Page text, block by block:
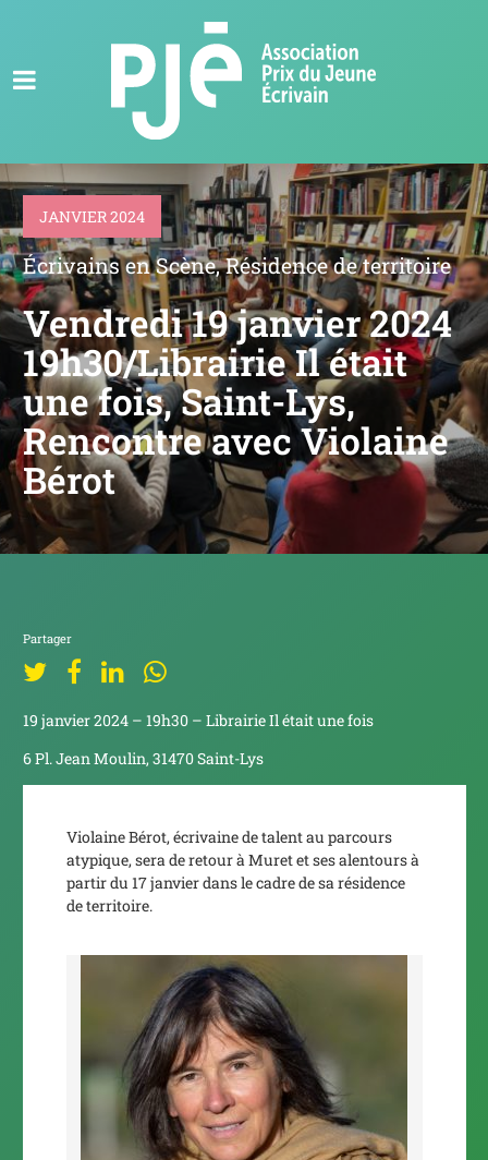
JANVIER 2024
Écrivains en Scène,Résidence de territoire
Vendredi 19 janvier 2024
19h30/Librairie Il était
une fois, Saint-Lys,
Rencontre avec Violaine
Bérot
Partager
19 janvier 2024 – 19h30 – Librairie Il était une fois
6 Pl. Jean Moulin, 31470 Saint-Lys
Violaine Bérot, écrivaine de talent au parcours
atypique, sera de retour à Muret et ses alentours à
partir du 17 janvier dans le cadre de sa résidence
de territoire.